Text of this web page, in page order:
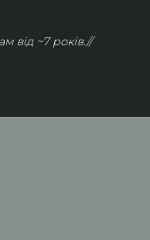
від ~7 років.//